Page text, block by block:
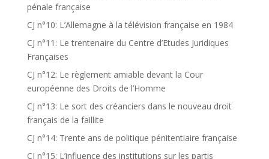
pénale française
CJ n°10: L’Allemagne à la télévision française en 1984
CJ n°11: Le trentenaire du Centre d’Etudes Juridiques
Françaises
CJ n°12: Le règlement amiable devant la Cour
européenne des Droits de l’Homme
CJ n°13: Le sort des créanciers dans le nouveau droit
français de la faillite
CJ n°14: Trente ans de politique pénitentiaire française
CJ n°15: L’influence des institutions sur les partis